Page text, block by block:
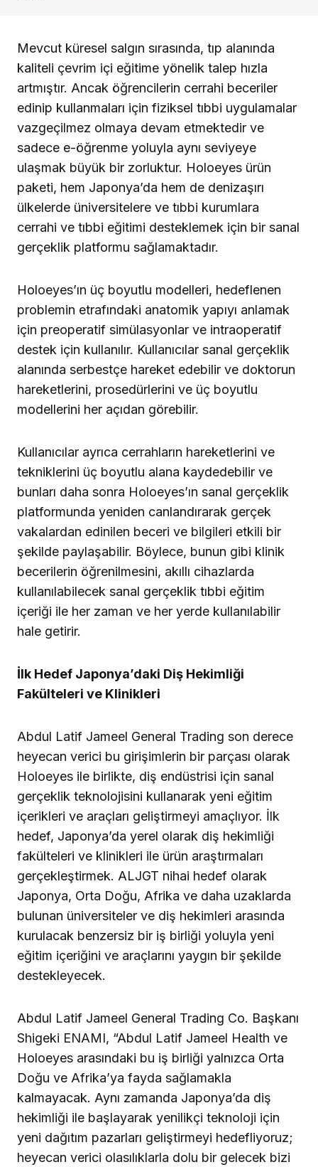
Mevcut küresel salgın sırasında, tıp alanında
kaliteli çevrim içi eğitime yönelik talep hızla
artmıştır. Ancak öğrencilerin cerrahi beceriler
edinip kullanmaları için fiziksel tıbbi uygulamalar
vazgeçilmez olmaya devam etmektedir ve
sadece e-öğrenme yoluyla aynı seviyeye
ulaşmak büyük bir zorluktur. Holoeyes ürün
paketi, hem Japonya’da hem de denizaşırı
ülkelerde üniversitelere ve tıbbi kurumlara
cerrahi ve tıbbi eğitimi desteklemek için bir sanal
gerçeklik platformu sağlamaktadır.
Holoeyes’ın üç boyutlu modelleri, hedeflenen
problemin etrafındaki anatomik yapıyı anlamak
için preoperatif simülasyonlar ve intraoperatif
destek için kullanılır. Kullanıcılar sanal gerçeklik
alanında serbestçe hareket edebilir ve doktorun
hareketlerini, prosedürlerini ve üç boyutlu
modellerini her açıdan görebilir.
Kullanıcılar ayrıca cerrahların hareketlerini ve
tekniklerini üç boyutlu alana kaydedebilir ve
bunları daha sonra Holoeyes’ın sanal gerçeklik
platformunda yeniden canlandırarak gerçek
vakalardan edinilen beceri ve bilgileri etkili bir
şekilde paylaşabilir. Böylece, bunun gibi klinik
becerilerin öğrenilmesini, akıllı cihazlarda
kullanılabilecek sanal gerçeklik tıbbi eğitim
içeriği ile her zaman ve her yerde kullanılabilir
hale getirir.
İlk Hedef Japonya’daki Diş Hekimliği
Fakülteleri ve Klinikleri
Abdul Latif Jameel General Trading son derece
heyecan verici bu girişimlerin bir parçası olarak
Holoeyes ile birlikte, diş endüstrisi için sanal
gerçeklik teknolojisini kullanarak yeni eğitim
içerikleri ve araçları geliştirmeyi amaçlıyor. İlk
hedef, Japonya’da yerel olarak diş hekimliği
fakülteleri ve klinikleri ile ürün araştırmaları
gerçekleştirmek. ALJGT nihai hedef olarak
Japonya, Orta Doğu, Afrika ve daha uzaklarda
bulunan üniversiteler ve diş hekimleri arasında
kurulacak benzersiz bir iş birliği yoluyla yeni
eğitim içeriğini ve araçlarını yaygın bir şekilde
destekleyecek.
Abdul Latif Jameel General Trading Co. Başkanı
Shigeki ENAMI, “Abdul Latif Jameel Health ve
Holoeyes arasındaki bu iş birliği yalnızca Orta
Doğu ve Afrika’ya fayda sağlamakla
kalmayacak. Aynı zamanda Japonya’da diş
hekimliği ile başlayarak yenilikçi teknoloji için
yeni dağıtım pazarları geliştirmeyi hedefliyoruz;
heyecan verici olasılıklarla dolu bir gelecek bizi